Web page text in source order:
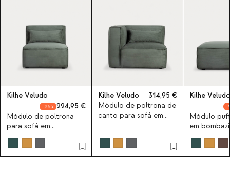
Kilhe Veludo
25
224,95
Módulo de poltrona
para sofá em
bombazine Kilhe
Kilhe Veludo
314,95
Módulo de poltrona de
canto para sofá em
Kilhe Veludo
Módulo
em